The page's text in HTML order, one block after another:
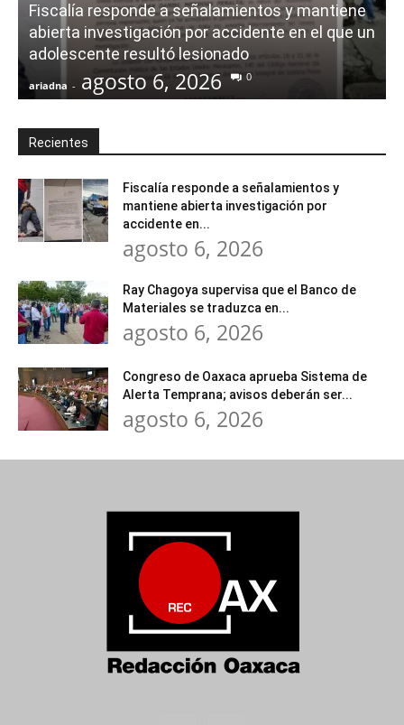
Fiscalía responde a señalamientos y mantiene
abierta investigación por accidente en el que un
adolescente resultó lesionado
ariadna - agosto 6, 2026 0
Recientes
Fiscalía responde a señalamientos y
mantiene abierta investigación por
accidente en...
agosto 6, 2026
Ray Chagoya supervisa que el Banco de
Materiales se traduzca en...
agosto 6, 2026
Congreso de Oaxaca aprueba Sistema de
Alerta Temprana; avisos deberán ser...
agosto 6, 2026